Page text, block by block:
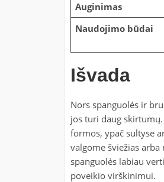
Auginimas
Naudojimo būdai
Išvada
Nors spanguolės ir
jos turi daug
formos, ypač sultyse
valgome šviežias
spanguolės labiau
poveikio virškinimui.